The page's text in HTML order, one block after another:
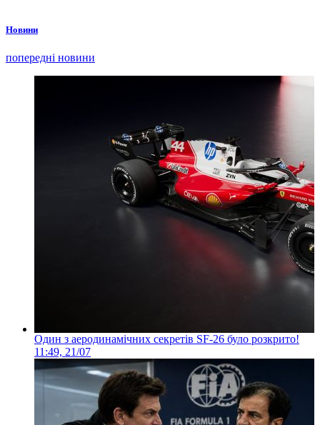
Новини
попередні новини
Один з аеродинамічних секретів SF-26 було розкрито!
11:49, 21/07